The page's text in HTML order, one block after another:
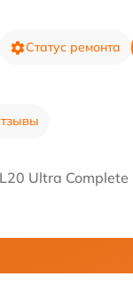
Статус ремонта
Ultra Complete